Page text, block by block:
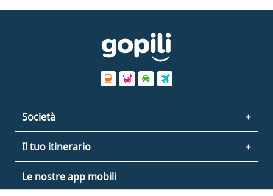
Società
Il tuo itinerario
Le nostre app mobili